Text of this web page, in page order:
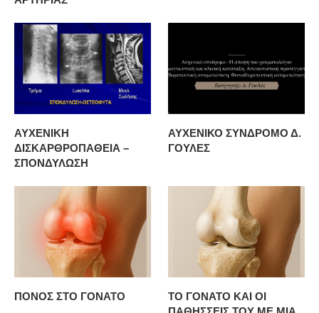
ΑΥΧΕΝΙΚΗ
ΔΙΣΚΑΡΘΡΟΠΑΘΕΙΑ –
ΣΠΟΝΔΥΛΩΣΗ
ΑΥΧΕΝΙΚΟ ΣΥΝΔΡΟΜΟ Δ.
ΓΟΥΛΕΣ
ΠΟΝΟΣ ΣΤΟ ΓΟΝΑΤΟ
ΤΟ ΓΟΝΑΤΟ ΚΑΙ ΟΙ